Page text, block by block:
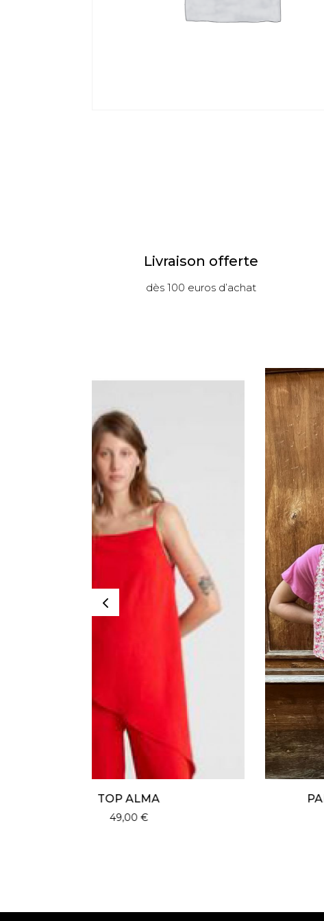
Livraison offerte
dès 100 euros d’achat
PANTALON ALMA ROUGE